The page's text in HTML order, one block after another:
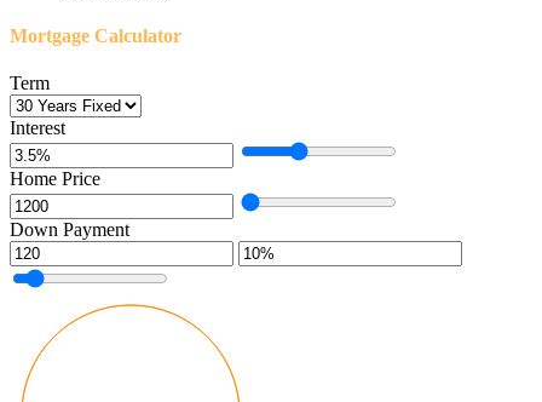
Mortgage Calculator
Term
Interest
Home Price
Down Payment